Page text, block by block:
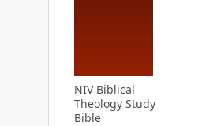
NIV Biblical
Theology Study
Bible